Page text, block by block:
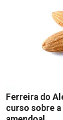
Ferreira do
curso sobre